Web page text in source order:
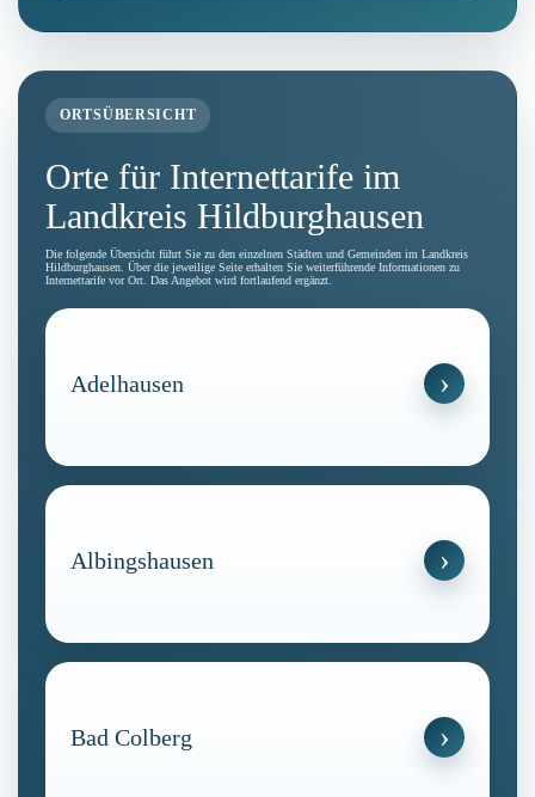
ORTSÜBERSICHT
Orte für Internettarife im
Landkreis Hildburghausen
Die folgende Übersicht führt Sie zu den einzelnen Städten und Gemeinden im Landkreis
Hildburghausen. Über die jeweilige Seite erhalten Sie weiterführende Informationen zu
Internettarife vor Ort. Das Angebot wird fortlaufend ergänzt.
Adelhausen
Albingshausen
Bad Colberg